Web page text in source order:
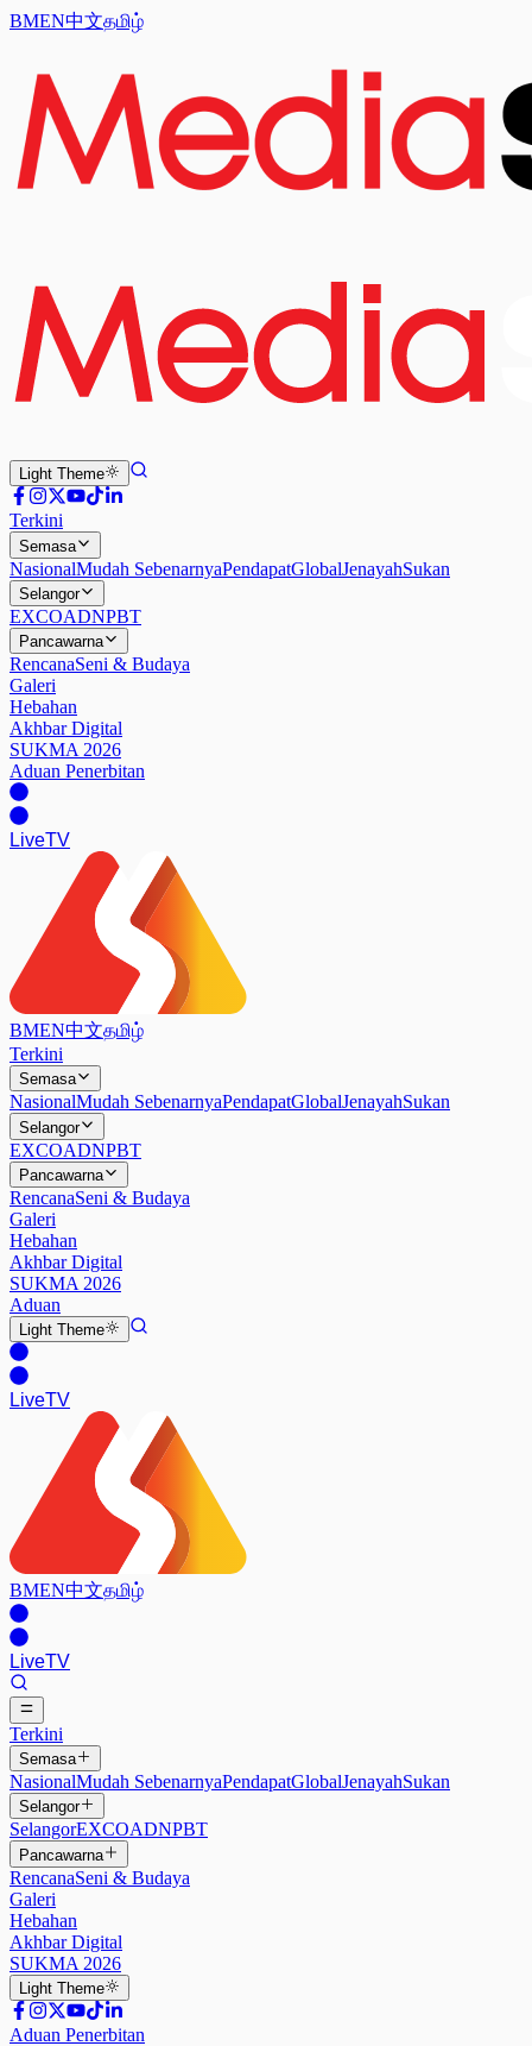
BMEN中文தமிழ்
Light Theme
Terkini
Semasa
NasionalMudah SebenarnyaPendapatGlobalJenayahSukan
Selangor
EXCOADNPBT
Pancawarna
RencanaSeni & Budaya
Galeri
Hebahan
Akhbar Digital
SUKMA 2026
Aduan Penerbitan
LiveTV
BMEN中文தமிழ்
Terkini
Semasa
NasionalMudah SebenarnyaPendapatGlobalJenayahSukan
Selangor
EXCOADNPBT
Pancawarna
RencanaSeni & Budaya
Galeri
Hebahan
Akhbar Digital
SUKMA 2026
Aduan
Light Theme
LiveTV
BMEN中文தமிழ்
LiveTV
Terkini
Semasa
NasionalMudah SebenarnyaPendapatGlobalJenayahSukan
Selangor
SelangorEXCOADNPBT
Pancawarna
RencanaSeni & Budaya
Galeri
Hebahan
Akhbar Digital
SUKMA 2026
Light Theme
Aduan Penerbitan